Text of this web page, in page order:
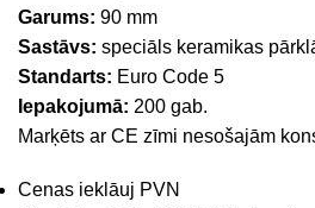
Garums: 90 mm
Sastāvs: speciāls keramikas
Standarts: Euro Code 5
Iepakojumā: 200 gab.
Marķēts ar CE zīmi nesošajām
Cenas ieklāuj PVN